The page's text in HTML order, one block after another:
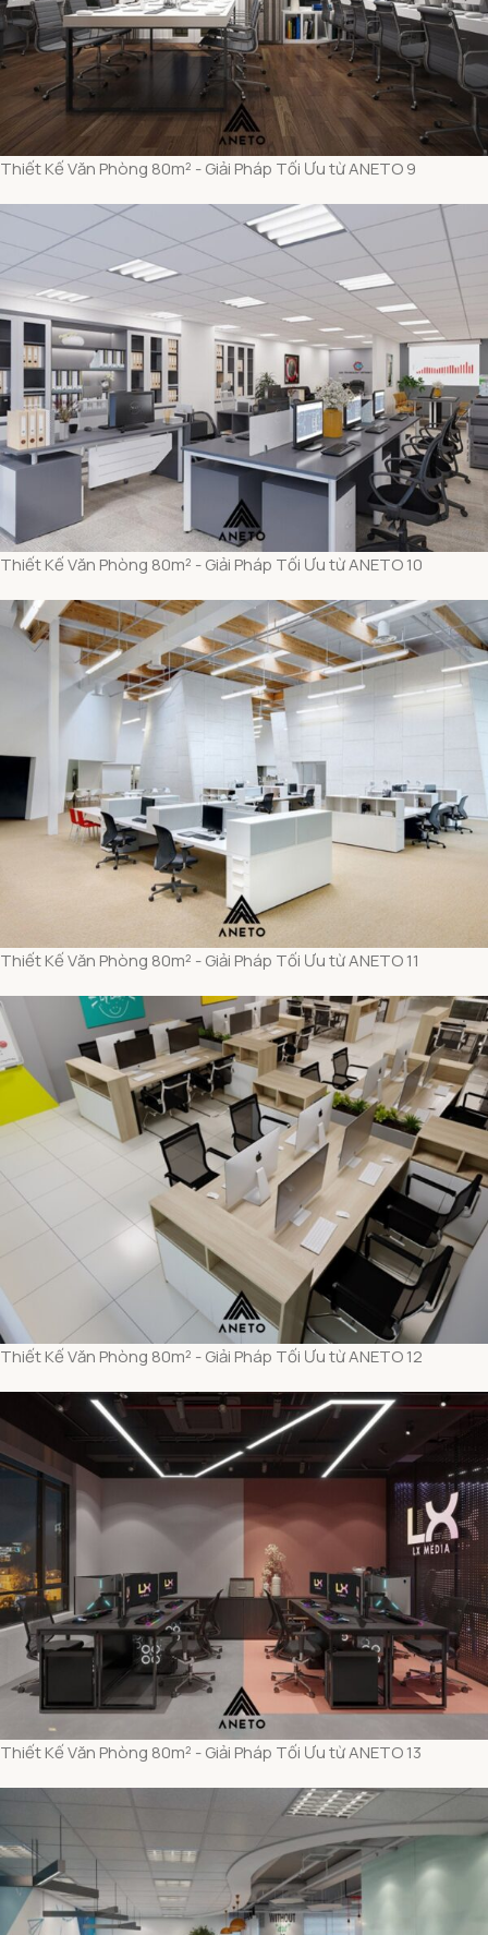
Thiết Kế Văn Phòng 80m² - Giải Pháp Tối Ưu từ ANETO 9
Thiết Kế Văn Phòng 80m² - Giải Pháp Tối Ưu từ ANETO 10
Thiết Kế Văn Phòng 80m² - Giải Pháp Tối Ưu từ ANETO 11
Thiết Kế Văn Phòng 80m² - Giải Pháp Tối Ưu từ ANETO 12
Thiết Kế Văn Phòng 80m² - Giải Pháp Tối Ưu từ ANETO 13